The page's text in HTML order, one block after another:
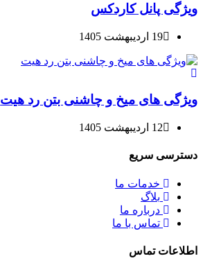
ویژگی پانل کاردکس
19 اردیبهشت 1405
ویژگی های میخ و چاشنی بتن رد هیت
12 اردیبهشت 1405
دسترسی سریع
خدمات ما
بلاگ
درباره ما
تماس با ما
اطلاعات تماس